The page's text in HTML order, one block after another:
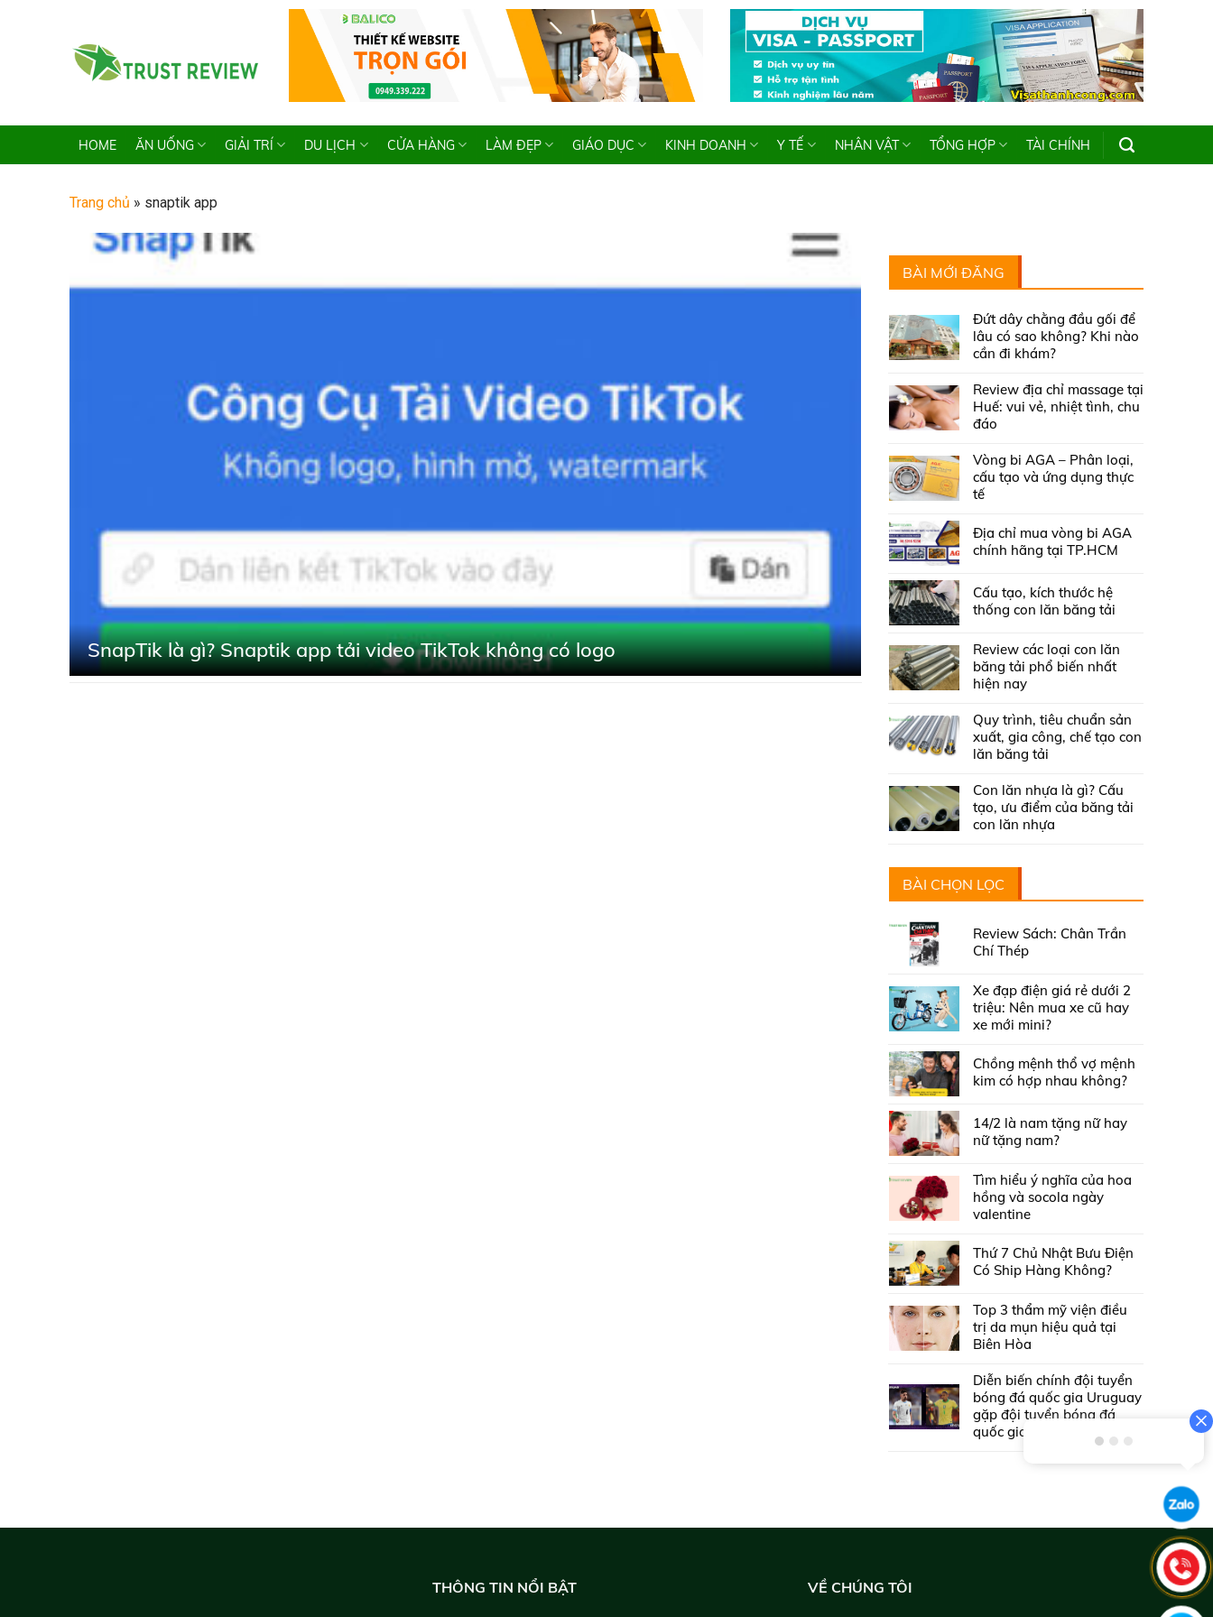
HOME ĂN UỐNG GIẢI TRÍ DU LỊCH CỬA HÀNG LÀM ĐẸP GIÁO DỤC KINH DOANH Y TẾ NHÂN VẬT TỔNG HỢP TÀI CHÍNH
Trang chủ » snaptik app
SnapTik là gì? Snaptik app tải video TikTok không có logo
BÀI MỚI ĐĂNG
Đứt dây chằng đầu gối để
lâu có sao không? Khi nào
cần đi khám?
Review địa chỉ massage tại
Huế: vui vẻ, nhiệt tình, chu
đáo
Vòng bi AGA – Phân loại,
cấu tạo và ứng dụng thực
tế
Địa chỉ mua vòng bi AGA
chính hãng tại TP.HCM
Cấu tạo, kích thước hệ
thống con lăn băng tải
Review các loại con lăn
băng tải phổ biến nhất
hiện nay
Quy trình, tiêu chuẩn sản
xuất, gia công, chế tạo con
lăn băng tải
Con lăn nhựa là gì? Cấu
tạo, ưu điểm của băng tải
con lăn nhựa
BÀI CHỌN LỌC
Review Sách: Chân Trần
Chí Thép
Xe đạp điện giá rẻ dưới 2
triệu: Nên mua xe cũ hay
xe mới mini?
Chồng mệnh thổ vợ mệnh
kim có hợp nhau không?
14/2 là nam tặng nữ hay
nữ tặng nam?
Tìm hiểu ý nghĩa của hoa
hồng và socola ngày
valentine
Thứ 7 Chủ Nhật Bưu Điện
Có Ship Hàng Không?
Top 3 thẩm mỹ viện điều
trị da mụn hiệu quả tại
Biên Hòa
Diễn biến chính đội tuyển
bóng đá quốc gia Uruguay
gặp đội tuyển bóng đá
quốc gia Brasil
THÔNG TIN NỔI BẬT VỀ CHÚNG TÔI